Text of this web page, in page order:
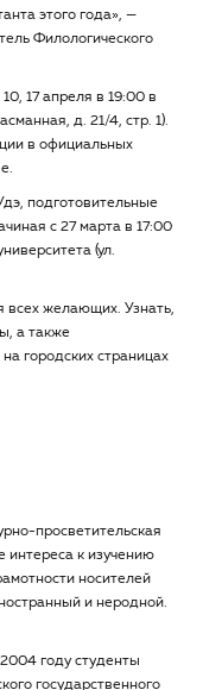
этого года», —
Филологического
17 апреля в 19:00 в
д. 21/4, стр. 1).
в официальных
подготовительные
с 27 марта в 17:00
(ул.
всех желающих. Узнать,
а также
городских страницах
просветительская
интереса к изучению
носителей
и неродной.
году студенты
государственного